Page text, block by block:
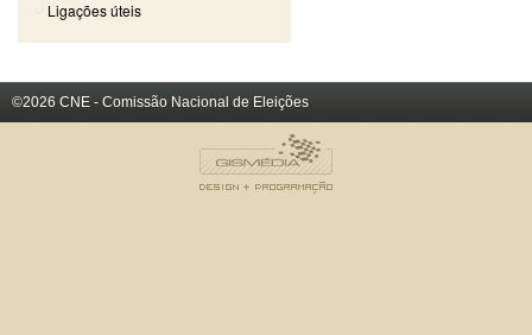
Ligações úteis
©2026 CNE - Comissão Nacional de Eleições